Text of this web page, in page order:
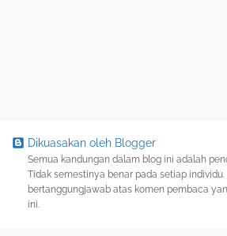
Dikuasakan oleh Blogger
Semua kandungan dalam blog ini adalah
Tidak semestinya benar pada setiap
bertanggungjawab atas komen pembaca
ini.